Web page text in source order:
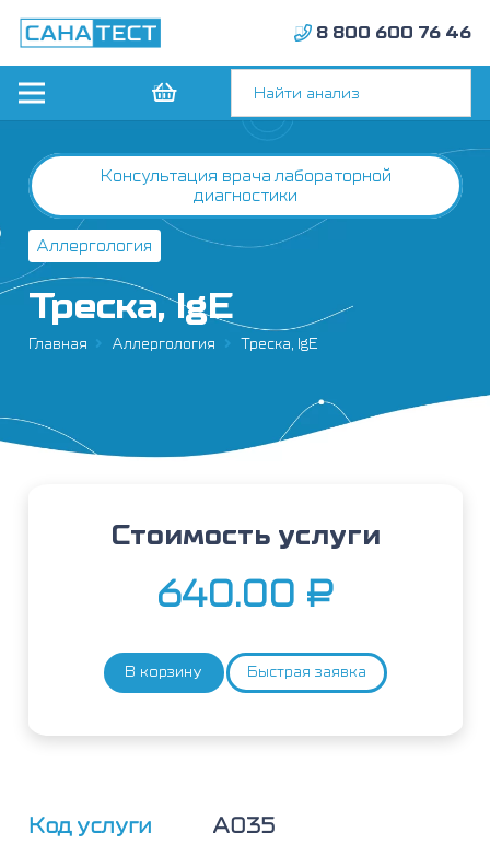
8 800 600 76 46
Консультация врача лабораторной
диагностики
Аллергология
Треска, IgE
Главная Аллергология Треска, IgE
Код услуги
А035
Стоимость услуги
640.00 ₽
Количество
В корзину Быстрая заявка